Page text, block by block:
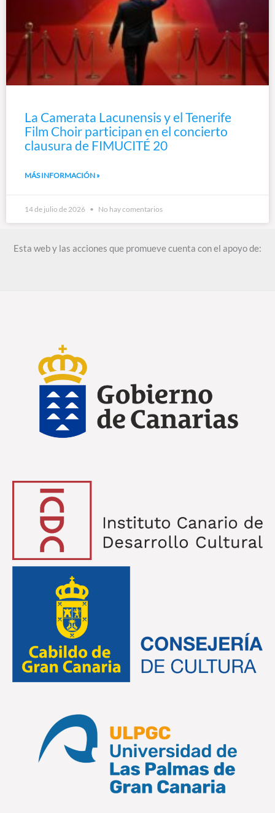
La Camerata Lacunensis y el Tenerife
Film Choir participan en el concierto
clausura de FIMUCITÉ 20
MÁS INFORMACIÓN »
14 de julio de 2026 No hay comentarios
Esta web y las acciones que promueve cuenta con el apoyo de: